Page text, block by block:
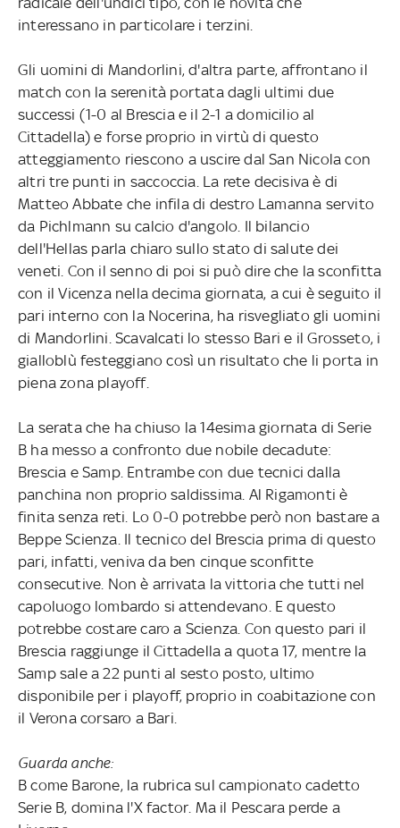
interessano in particolare i terzini.
Gli uomini di Mandorlini, d'altra parte, affrontano il
match con la serenità portata dagli ultimi due
successi (1-0 al Brescia e il 2-1 a domicilio al
Cittadella) e forse proprio in virtù di questo
atteggiamento riescono a uscire dal San Nicola con
altri tre punti in saccoccia. La rete decisiva è di
Matteo Abbate che infila di destro Lamanna servito
da Pichlmann su calcio d'angolo. Il bilancio
dell'Hellas parla chiaro sullo stato di salute dei
veneti. Con il senno di poi si può dire che la sconfitta
con il Vicenza nella decima giornata, a cui è seguito il
pari interno con la Nocerina, ha risvegliato gli uomini
di Mandorlini. Scavalcati lo stesso Bari e il Grosseto, i
gialloblù festeggiano così un risultato che li porta in
piena zona playoff.
La serata che ha chiuso la 14esima giornata di Serie
B ha messo a confronto due nobile decadute:
Brescia e Samp. Entrambe con due tecnici dalla
panchina non proprio saldissima. Al Rigamonti è
finita senza reti. Lo 0-0 potrebbe però non bastare a
Beppe Scienza. Il tecnico del Brescia prima di questo
pari, infatti, veniva da ben cinque sconfitte
consecutive. Non è arrivata la vittoria che tutti nel
capoluogo lombardo si attendevano. E questo
potrebbe costare caro a Scienza. Con questo pari il
Brescia raggiunge il Cittadella a quota 17, mentre la
Samp sale a 22 punti al sesto posto, ultimo
disponibile per i playoff, proprio in coabitazione con
il Verona corsaro a Bari.
Guarda anche:
B come Barone, la rubrica sul campionato cadetto
Serie B, domina l'X factor. Ma il Pescara perde a